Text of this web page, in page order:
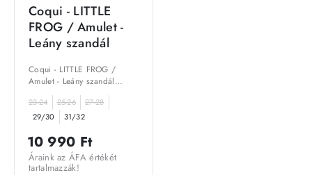
Coqui - LITTLE
FROG / Amulet -
Leány szandál
23-24 25-26
27-28
29/30
31/32
Coqui - LITTLE FROG /
Amulet - Leány szandál
praktikus választás, amely
ötvözi a stílust és a
funkcionalitást. Kiválóan
alkalmas a mindennapi
használatra...
10 990 Ft
Áraink az ÁFA értékét
tartalmazzák!